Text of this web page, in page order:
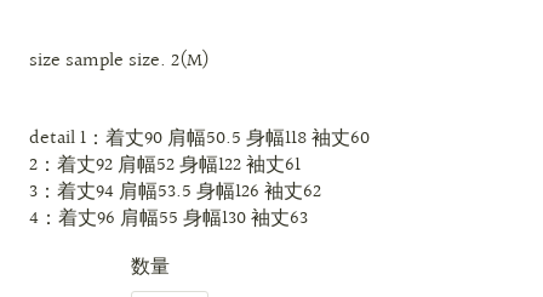
size sample size. 2(M)
detail1：着丈90 肩幅50.5 身幅118 袖丈60
2：着丈92 肩幅52 身幅122 袖丈61
3：着丈94 肩幅53.5 身幅126 袖丈62
4：着丈96 肩幅55 身幅130 袖丈63
数量